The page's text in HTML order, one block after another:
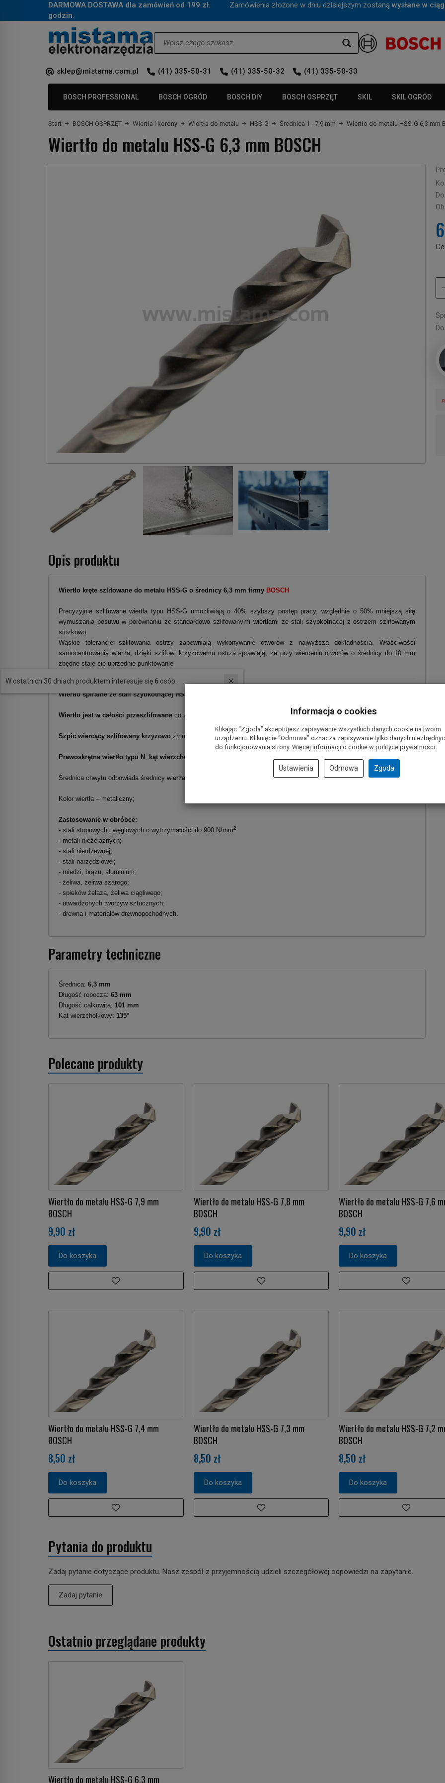
DARMOWA DOSTAWA dla zamówień od 199 zł. Zamówienia złożone w dniu dzisiejszym zostaną wysłane w
godzin.
sklep@mistama.com.pl (41) 335-50-31 (41) 335-50-32 (41) 335-50-33
BOSCH PROFESSIONAL BOSCH OGRÓD BOSCH DIY BOSCH OSPRZĘT SKIL SKIL OGRÓD
Start BOSCH OSPRZĘT Wiertła i korony Wiertła do metalu HSS-G Średnica 1 - 7,9 mm Wiertło do metalu HSS-G 6,3 mm
Wiertło do metalu HSS-G 6,3 mm BOSCH
Opis produktu
Wiertło kręte szlifowane do metalu HSS-G o średnicy 6,3 mm firmy BOSCH
Precyzyjnie szlifowane wiertła typu HSS-G umożliwiają o 40% szybszy postęp pracy, względnie o 50% mniejszą siłę
wymuszania posuwu w porównaniu ze standardowo szlifowanymi wiertłami ze stali szybkotnącej z ostrzem szlifowanym
stożkowo.
Wąskie tolerancje szlifowania ostrzy zapewniają wykonywanie otworów z najwyższą dokładnością. Właściwości
samocentrowania wiertła, dzięki szlifowi krzyżowemu ostrza sprawiają, że przy wierceniu otworów o średnicy do 10 mm
zbędne staje się uprzednie punktowanie
Wiertło spiralne ze stali szybkotnącej HSS (High Speed Steel), zgodnej z DIN 338;
Wiertło jest w całości przeszlifowane co zapewnia dużą wytrzymałość na złamanie i dobre odprowadzanie wiórów;
Szpic wiercący szlifowany krzyżowo zmniejsza opór i umożliwia szybkie i trwałe wiercenie;
Prawoskrętne wiertło typu N kąt wierzchołkowy 135°, tolerancja średnicy h8;
Średnica chwytu odpowiada średnicy wiertła;
Kolor wiertła – metaliczny;
Zastosowanie w obróbce:
- stali stopowych i węglowych o wytrzymałości do 900 N/mm2
- metali nieżelaznych;
- stali nierdzewnej;
- stali narzędziowej;
- miedzi, brązu, aluminium;
- żeliwa, żeliwa szarego;
- spieków żelaza, żeliwa ciągliwego;
- utwardzonych tworzyw sztucznych;
- drewna i materiałów drewnopochodnych.
Parametry techniczne
Średnica: 6,3 mm
Długość robocza: 63 mm
Długość całkowita: 101 mm
Kąt wierzchołkowy: 135°
Polecane produkty
Wiertło do metalu HSS-G 7,9 mm
BOSCH
9,90 zł
Do koszyka
Wiertło do metalu HSS-G 7,8 mm
BOSCH
9,90 zł
Do koszyka
Wiertło do metalu HSS-G 7,6
BOSCH
9,90 zł
Do koszyka
Wiertło do metalu HSS-G 7,4 mm
BOSCH
8,50 zł
Do koszyka
Wiertło do metalu HSS-G 7,3 mm
BOSCH
8,50 zł
Do koszyka
Wiertło do metalu HSS-G 7,2
BOSCH
8,50 zł
Do koszyka
Pytania do produktu
Zadaj pytanie dotyczące produktu. Nasz zespół z przyjemnością udzieli szczegółowej odpowiedzi na zapytanie.
Zadaj pytanie
Ostatnio przeglądane produkty
Wiertło do metalu HSS-G 6,3 mm
W ostatnich 30 dniach produktem interesuje się 6 osób.
Informacja o cookies
Klikając “Zgoda” akceptujesz zapisywanie wszystkich danych cookie na twoim
urządzeniu. Kliknięcie “Odmowa” oznacza zapisywanie tylko danych
do funkcjonowania strony. Więcej informacji o cookie w polityce prywatności.
Ustawienia Odmowa Zgoda